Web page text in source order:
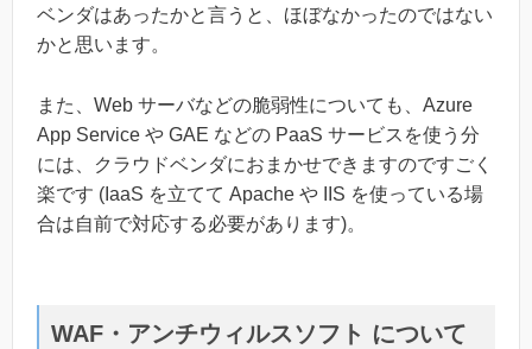
ベンダはあったかと言うと、ほぼなかったのではない
かと思います。
また、Web サーバなどの脆弱性についても、Azure
App Service や GAE などの PaaS サービスを使う分
には、クラウドベンダにおまかせできますのですごく
楽です (IaaS を立てて Apache や IIS を使っている場
合は自前で対応する必要があります)。
WAF・アンチウィルスソフト について